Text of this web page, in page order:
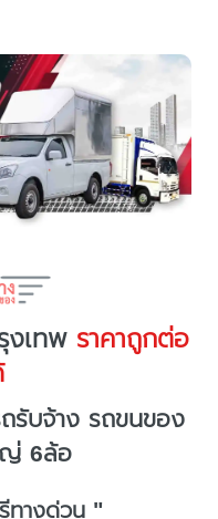
งเทพ ราคาถูกต่อ
รับจ้าง รถขนของ
ญ่ 6ล้อ
างด่วน "